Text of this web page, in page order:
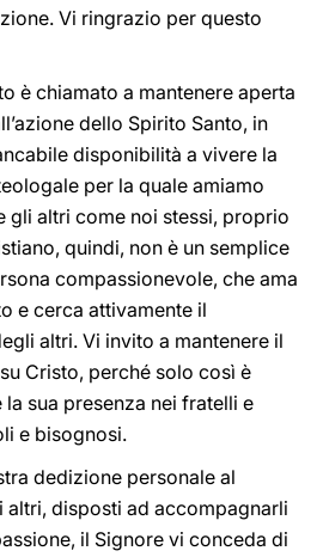
Vi ringrazio per questo
è chiamato a mantenere aperta
dello Spirito Santo, in
disponibilità a vivere la
per la quale amiamo
gli altri come noi stessi, proprio
quindi, non è un semplice
compassionevole, che ama
e cerca attivamente il
altri. Vi invito a mantenere il
Cristo, perché solo così è
sua presenza nei fratelli e
e bisognosi.
dedizione personale al
altri, disposti ad accompagnarli
il Signore vi conceda di